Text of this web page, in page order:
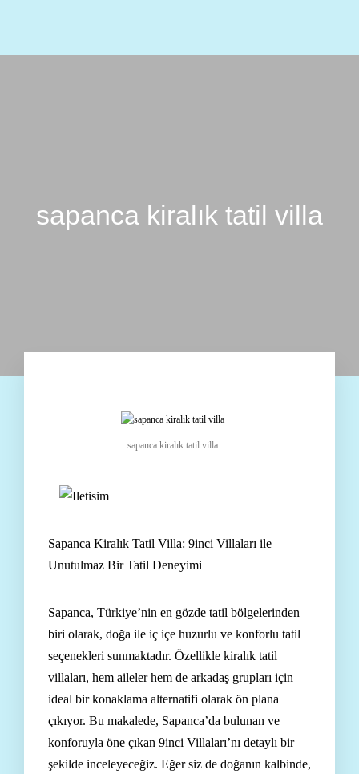
sapanca kiralık tatil villa
sapanca kiralık tatil villa
Sapanca Kiralık Tatil Villa: 9inci Villaları ile
Unutulmaz Bir Tatil Deneyimi
Sapanca, Türkiye’nin en gözde tatil bölgelerinden
biri olarak, doğa ile iç içe huzurlu ve konforlu tatil
seçenekleri sunmaktadır. Özellikle kiralık tatil
villaları, hem aileler hem de arkadaş grupları için
ideal bir konaklama alternatifi olarak ön plana
çıkıyor. Bu makalede, Sapanca’da bulunan ve
konforuyla öne çıkan 9inci Villaları’nı detaylı bir
şekilde inceleyeceğiz. Eğer siz de doğanın kalbinde,